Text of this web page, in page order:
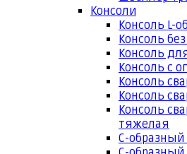
Консоли
Консоль L-
Консоль
Консоль
Консоль с
Консоль
Консоль
Консоль
тяжелая
С-образный